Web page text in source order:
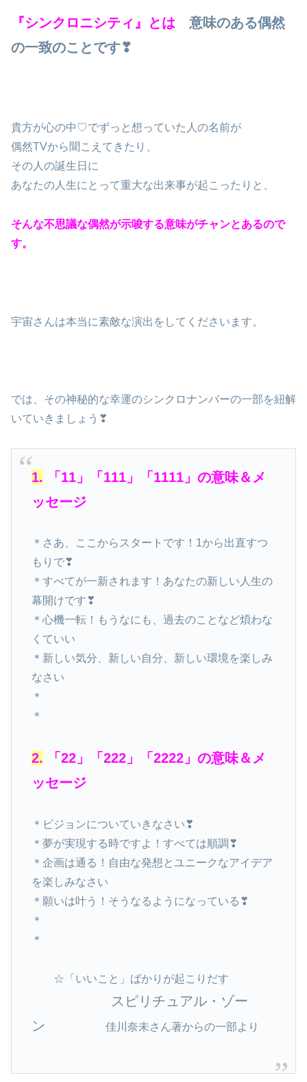
『シンクロニシティ』とは 意味のある偶然
の一致のことです❣
貴方が心の中♡でずっと想っていた人の名前が
偶然TVから聞こえてきたり、
その人の誕生日に
あなたの人生にとって重大な出来事が起こったりと、
そんな不思議な偶然が示唆する意味がチャンとあるので
す。
宇宙さんは本当に素敵な演出をしてくださいます。
では、その神秘的な幸運のシンクロナンバーの一部を紐解
いていきましょう❣
1. 「11」「111」「1111」の意味＆メ
ッセージ
＊さあ、ここからスタートです！1から出直すつ
もりで❣
＊すべてが一新されます！あなたの新しい人生の
幕開けです❣
＊心機一転！もうなにも、過去のことなど煩わな
くていい
＊新しい気分、新しい自分、新しい環境を楽しみ
なさい
＊
＊
2. 「22」「222」「2222」の意味＆メ
ッセージ
＊ビジョンについていきなさい❣
＊夢が実現する時ですよ！すべては順調❣
＊企画は通る！自由な発想とユニークなアイデア
を楽しみなさい
＊願いは叶う！そうなるようになっている❣
＊
＊
☆「いいこと」ばかりが起こりだす
スピリチュアル・ゾー
ン
佳川奈未さん著からの一部より